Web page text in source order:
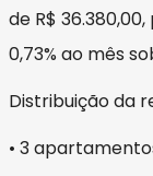
de R$
0,73% ao mês
Distribuição da
• 3